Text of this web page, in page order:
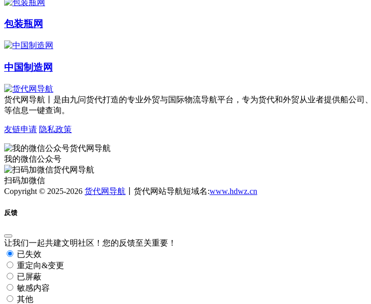
包装瓶网
中国制造网
货代网导航丨是由九问货代打造的专业外贸与国际物流导航平台，专为货代和外贸从业者提供船公
等信息一键查询。
友链申请 隐私政策
我的微信公众号
扫码加微信
Copyright © 2025-2026 货代网导航 丨货代网站导航短域名:www.hdwz.cn
反馈
让我们一起共建文明社区！您的反馈至关重要！
已失效
重定向&变更
已屏蔽
敏感内容
其他